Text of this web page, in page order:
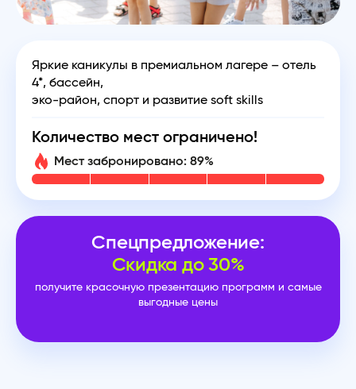
Яркие каникулы в премиальном лагере – отель
4*, бассейн,
эко-район, спорт и развитие soft skills
Количество мест ограничено!
Мест забронировано: 89%
Спецпредложение:
Cкидка до 30%
получите красочную презентацию программ и самые
выгодные цены